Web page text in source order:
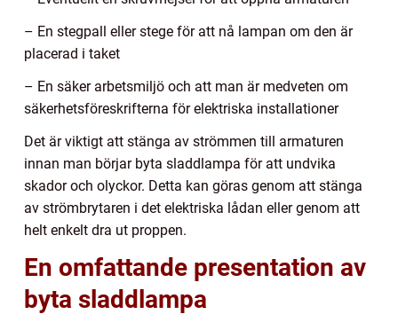
– En stegpall eller stege för att nå lampan om den är
placerad i taket
– En säker arbetsmiljö och att man är medveten om
säkerhetsföreskrifterna för elektriska installationer
Det är viktigt att stänga av strömmen till armaturen
innan man börjar byta sladdlampa för att undvika
skador och olyckor. Detta kan göras genom att stänga
av strömbrytaren i det elektriska lådan eller genom att
helt enkelt dra ut proppen.
En omfattande presentation av
byta sladdlampa